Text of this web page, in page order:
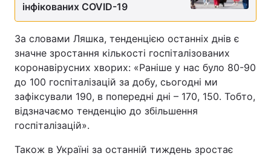
Тема оформлення
інфікованих COVID-19
За словами Ляшка, тенденцією останніх днів є
значне зростання кількості госпіталізованих
коронавірусних хворих: «Раніше у нас було 80-90
до 100 госпіталізацій за добу, сьогодні ми
зафіксували 190, в попередні дні – 170, 150. Тобто,
відзначаємо тенденцію до збільшення
госпіталізацій».
Також в Україні за останній тиждень зростає